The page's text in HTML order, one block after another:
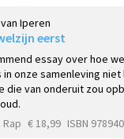
Iperen
eerst
essay over hoe
onze samenleving
die van onderuit zou
€ 18,99 ISBN